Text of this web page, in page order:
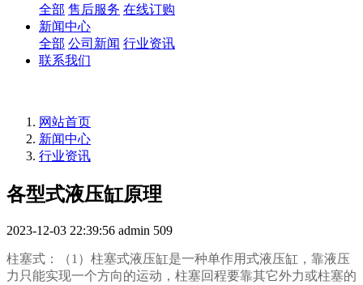
全部 售后服务 在线订购
新闻中心
全部 公司新闻 行业资讯
联系我们
网站首页
新闻中心
行业资讯
各型式液压缸原理
2023-12-03 22:39:56 admin 509
柱塞式：（1）柱塞式液压缸是一种单作用式液压缸，靠液压
力只能实现一个方向的运动，柱塞回程要靠其它外力或柱塞的